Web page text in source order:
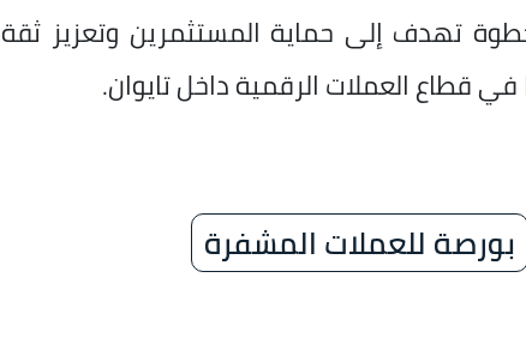
تهدف إلى حماية المستثمرين وتعزيز ثقة
في قطاع العملات الرقمية داخل تايوان.
بورصة للعملات المشفرة